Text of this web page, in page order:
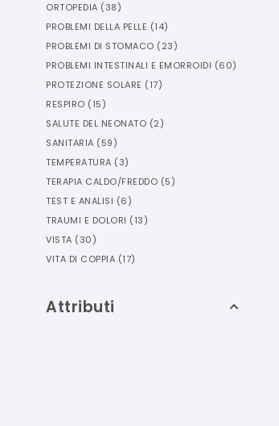
ORTOPEDIA (38)
PROBLEMI DELLA PELLE (14)
PROBLEMI DI STOMACO (23)
PROBLEMI INTESTINALI E EMORROIDI (60)
PROTEZIONE SOLARE (17)
RESPIRO (15)
SALUTE DEL NEONATO (2)
SANITARIA (59)
TEMPERATURA (3)
TERAPIA CALDO/FREDDO (5)
TEST E ANALISI (6)
TRAUMI E DOLORI (13)
VISTA (30)
VITA DI COPPIA (17)
Attributi